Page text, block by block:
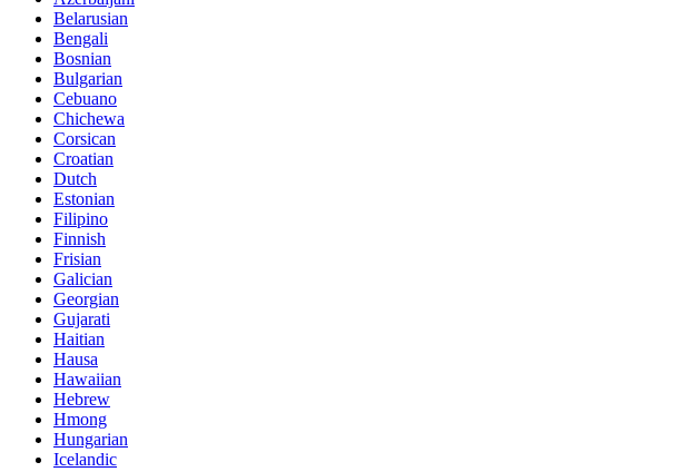
Belarusian
Bengali
Bosnian
Bulgarian
Cebuano
Chichewa
Corsican
Croatian
Dutch
Estonian
Filipino
Finnish
Frisian
Galician
Georgian
Gujarati
Haitian
Hausa
Hawaiian
Hebrew
Hmong
Hungarian
Icelandic